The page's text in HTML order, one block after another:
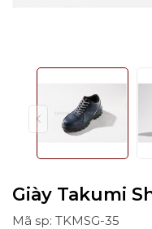
Giày Takumi
Mã sp: TKMSG-35